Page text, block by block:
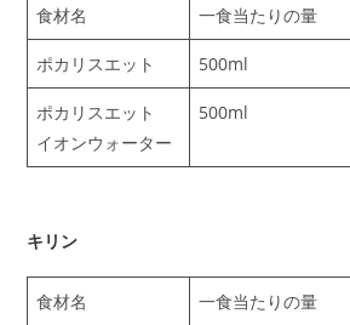
食材名 一食当たりの量
ポカリスエット 500ml
ポカリスエット
イオンウォーター
500ml
キリン
食材名 一食当たりの量